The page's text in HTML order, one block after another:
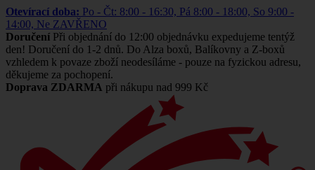
Otevírací doba: Po - Čt: 8:00 - 16:30, Pá 8:00 - 18:00, So 9:00 -
14:00, Ne ZAVŘENO
Doručení Při objednání do 12:00 objednávku expedujeme tentýž
den! Doručení do 1-2 dnů. Do Alza boxů, Balíkovny a Z-boxů
vzhledem k povaze zboží neodesíláme - pouze na fyzickou adresu,
děkujeme za pochopení.
Doprava ZDARMA při nákupu nad 999 Kč